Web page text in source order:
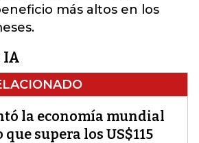
más altos en los
IA
la economía mundial
supera los US$115